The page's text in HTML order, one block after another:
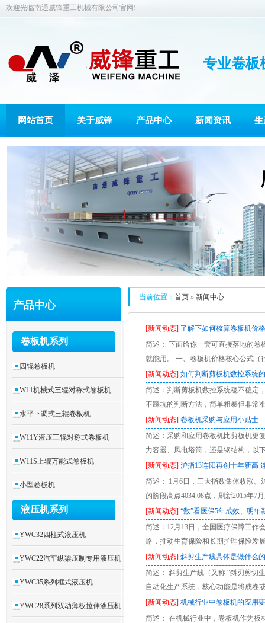
欢迎光临南通威锋重工机械有限公司官网!
专业卷板
网站首页 关于威锋 产品中心 新闻资讯 生
产品中心
卷板机系列
四辊卷板机
W11机械式三辊对称式卷板机
水平下调式三辊卷板机
W11Y液压三辊对称式卷板机
W11S上辊万能式卷板机
小型卷板机
液压机系列
YWC32四柱式液压机
YWC22汽车纵梁压制专用液压机
YWC35系列框式液压机
YWC28系列双动薄板拉伸液压机
当前位置： 首页 » 新闻中心
[新闻动态] 了解下如何核算卷板机价格
简述： 下面给你一套可直接落地的卷
就能用。 一、卷板机价格核心公式（
[新闻动态] 如何判断剪板机数控系统
简述：判断剪板机数控系统稳不稳定
不踩坑的判断方法，简单粗暴但非常
[新闻动态] 卷板机采购与应用小贴士
简述：采购和应用卷板机比剪板机更
力容器、风电塔筒，还是钢结构，以
[新闻动态] 沪指13连阳再创十年新高
简述： 1月6日，三大指数集体收涨。
的阶段高点4034.08点，刷新2015年7
[新闻动态] “数”看医保5年成效、明年
简述：12月13日，全国医疗保障工作
略，推动生育保险和长期护理保险发
[新闻动态] 斜剪生产线具体是做什么的
简述： 斜剪生产线（又称 “斜刃剪切
自动化生产系统，核心功能是将成卷
[新闻动态] 机械行业中卷板机的应用
简述： 在机械行业中，卷板机作为板